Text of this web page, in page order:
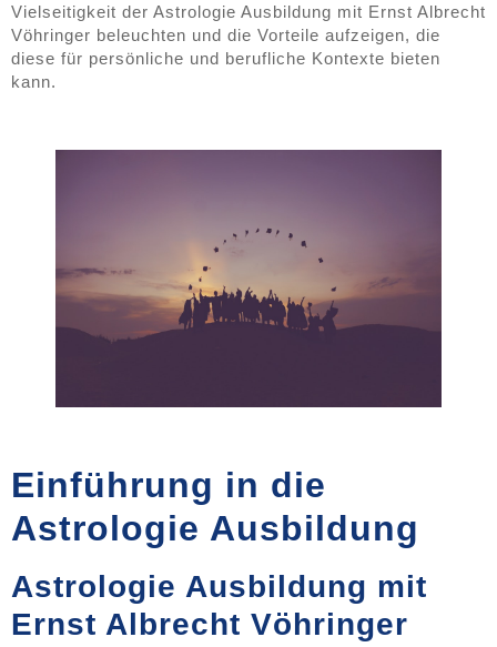
Vielseitigkeit der Astrologie Ausbildung mit Ernst Albrecht
Vöhringer beleuchten und die Vorteile aufzeigen, die
diese für persönliche und berufliche Kontexte bieten
kann.
Einführung in die
Astrologie Ausbildung
Astrologie Ausbildung mit
Ernst Albrecht Vöhringer